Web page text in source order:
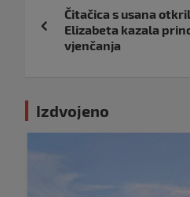
objava
Čitačica s usana
Elizabeta kazala
vjenčanja
Izdvojeno